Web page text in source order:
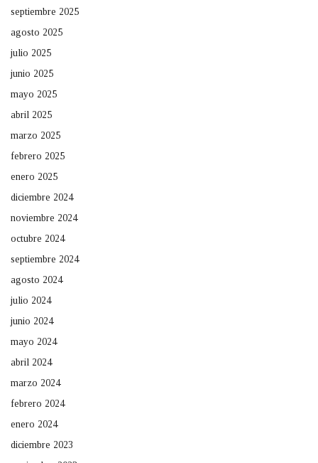
septiembre 2025
agosto 2025
julio 2025
junio 2025
mayo 2025
abril 2025
marzo 2025
febrero 2025
enero 2025
diciembre 2024
noviembre 2024
octubre 2024
septiembre 2024
agosto 2024
julio 2024
junio 2024
mayo 2024
abril 2024
marzo 2024
febrero 2024
enero 2024
diciembre 2023